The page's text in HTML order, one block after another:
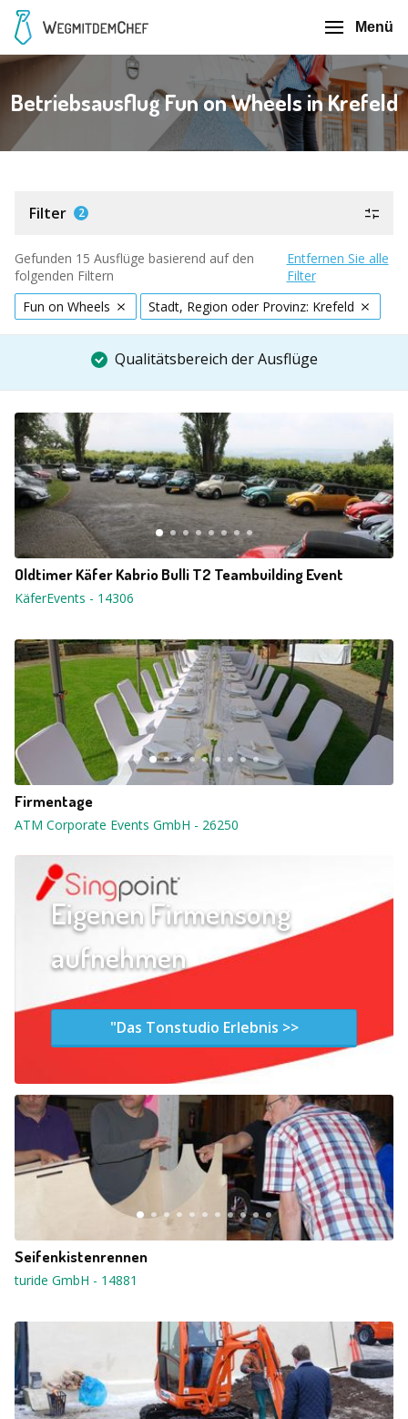
Menü
Betriebsausflug Fun on Wheels in Krefeld
Filter 2
Gefunden 15 Ausflüge basierend auf den
folgenden Filtern
Entfernen Sie alle
Filter
Fun on Wheels
Stadt, Region oder Provinz: Krefeld
Qualitätsbereich der Ausflüge
Oldtimer Käfer Kabrio Bulli T2 Teambuilding Event
KäferEvents - 14306
Firmentage
ATM Corporate Events GmbH - 26250
Eigenen Firmensong
aufnehmen
"Das Tonstudio Erlebnis >>
Seifenkistenrennen
turide GmbH - 14881